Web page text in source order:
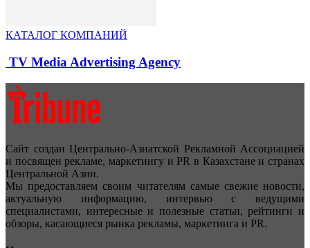
КАТАЛОГ КОМПАНИЙ
TV Media Advertising Agency
Сайт создан Центрально-Азиатской Рекламной Ассоциацией
и посвящен рекламе, маркетингу и PR в Казахстане и странах
Центральной Азии.
Мы предоставляем своим читателям самые свежие новости,
актуальную информацию, интервью с ведущими
специалистами, интересные и полезные статьи, рейтинги и
обзоры, касающиеся рынка рекламы, маркетинга и PR.